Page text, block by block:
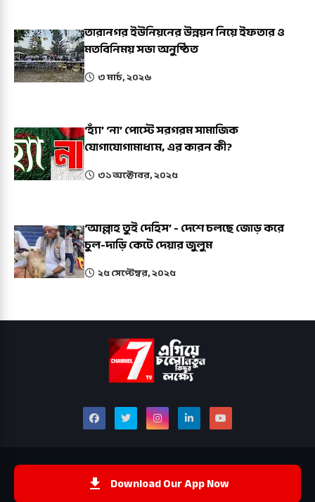
তারানগর ইউনিয়নের উন্নয়ন নিয়ে ইফতার ও
মতবিনিময় সভা অনুষ্ঠিত
৩ মার্চ, ২০২৬
‘হ্যাঁ’ ‘না’ পোস্টে সরগরম সামাজিক
যোগাযোগামাধ্যম, এর কারন কী?
৩১ অক্টোবর, ২০২৫
‘আল্লাহ তুই দেহিস’ - দেশে চলছে জোড় করে
চুল-দাড়ি কেটে দেয়ার জুলুম
২৫ সেপ্টেম্বর, ২০২৫
Download Our App Now